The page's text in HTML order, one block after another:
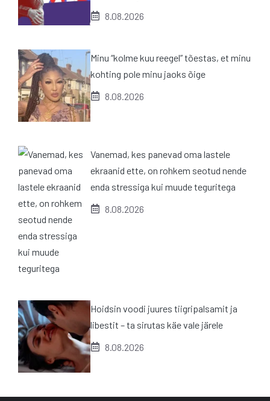
8.08.2026
Minu “kolme kuu reegel” tõestas, et minu
kohting pole minu jaoks õige
8.08.2026
Vanemad, kes panevad oma lastele
ekraanid ette, on rohkem seotud nende
enda stressiga kui muude teguritega
8.08.2026
Hoidsin voodi juures tiigripalsamit ja
libestit – ta sirutas käe vale järele
8.08.2026